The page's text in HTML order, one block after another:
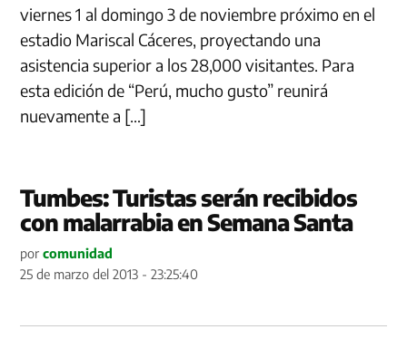
viernes 1 al domingo 3 de noviembre próximo en el
estadio Mariscal Cáceres, proyectando una
asistencia superior a los 28,000 visitantes. Para
esta edición de “Perú, mucho gusto” reunirá
nuevamente a […]
Tumbes: Turistas serán recibidos
con malarrabia en Semana Santa
por comunidad
25 de marzo del 2013 - 23:25:40